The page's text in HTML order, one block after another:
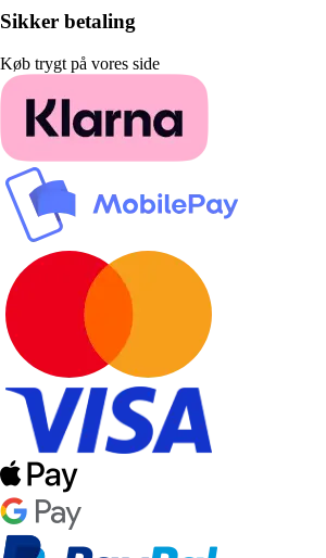
Sikker betaling
Køb trygt på vores side